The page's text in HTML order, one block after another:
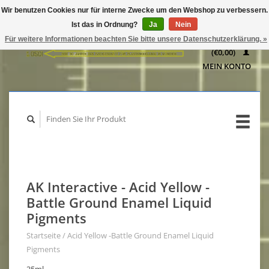
WARENKORB
(€0,00)
MEIN KONTO
AK Interactive - Acid Yellow -
Battle Ground Enamel Liquid
Pigments
Startseite/Acid Yellow -Battle Ground Enamel Liquid
Pigments
Wir benutzen Cookies nur für interne Zwecke um den Webshop zu verbessern.
Ist das in Ordnung?
Ja
Nein
Für weitere Informationen beachten Sie bitte unsere Datenschutzerklärung. »